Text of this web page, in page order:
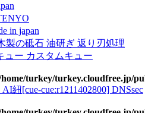
in japan
製の砥石 油研ぎ 返り刃処理
ュー カスタムキュー
turkey/turkey.cloudfree.jp/
紐[cue-cue:r1211402800] DNSsec